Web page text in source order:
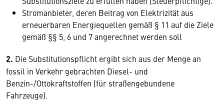
Stromanbieter, deren Beitrag von Elektrizität aus
erneuerbaren Energiequellen gemäß § 11 auf die Ziele
gemäß §§ 5, 6 und 7 angerechnet werden soll
2. Die Substitutionspflicht ergibt sich aus der Menge an
fossil in Verkehr gebrachten Diesel- und
Benzin-/Ottokraftstoffen (für straßengebundene
Fahrzeuge).